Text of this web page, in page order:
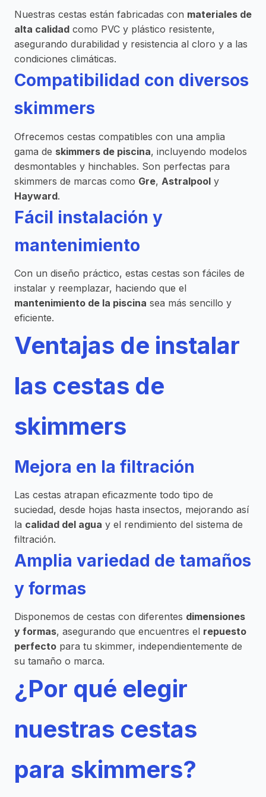
Nuestras cestas están fabricadas con materiales de
alta calidad como PVC y plástico resistente,
asegurando durabilidad y resistencia al cloro y a las
condiciones climáticas.
Compatibilidad con diversos
skimmers
Ofrecemos cestas compatibles con una amplia
gama de skimmers de piscina, incluyendo modelos
desmontables y hinchables. Son perfectas para
skimmers de marcas como Gre, Astralpool y
Hayward.
Fácil instalación y
mantenimiento
Con un diseño práctico, estas cestas son fáciles de
instalar y reemplazar, haciendo que el
mantenimiento de la piscina sea más sencillo y
eficiente.
Ventajas de instalar
las cestas de
skimmers
Mejora en la filtración
Las cestas atrapan eficazmente todo tipo de
suciedad, desde hojas hasta insectos, mejorando así
la calidad del agua y el rendimiento del sistema de
filtración.
Amplia variedad de tamaños
y formas
Disponemos de cestas con diferentes dimensiones
y formas, asegurando que encuentres el repuesto
perfecto para tu skimmer, independientemente de
su tamaño o marca.
¿Por qué elegir
nuestras cestas
para skimmers?